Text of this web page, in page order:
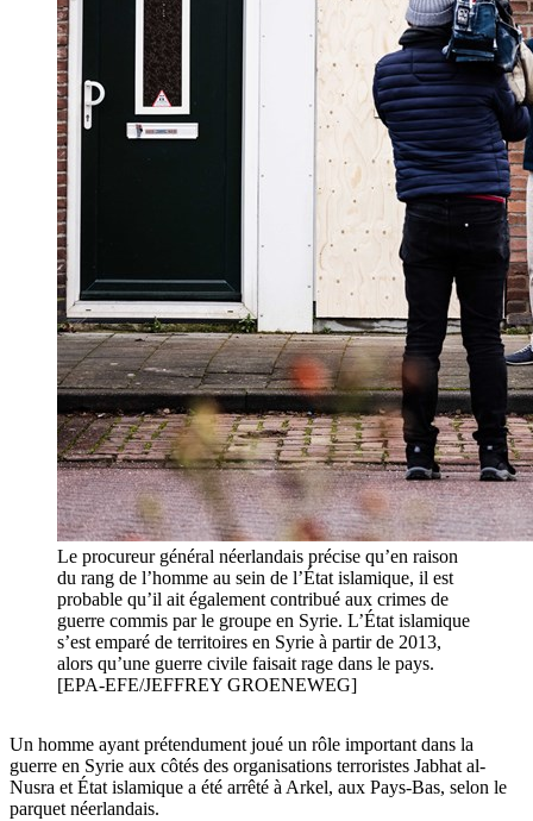
Le procureur général néerlandais précise qu’en raison
du rang de l’homme au sein de l’État islamique, il est
probable qu’il ait également contribué aux crimes de
guerre commis par le groupe en Syrie. L’État islamique
s’est emparé de territoires en Syrie à partir de 2013,
alors qu’une guerre civile faisait rage dans le pays.
[EPA-EFE/JEFFREY GROENEWEG]
Un homme ayant prétendument joué un rôle important dans la
guerre en Syrie aux côtés des organisations terroristes Jabhat al-
Nusra et État islamique a été arrêté à Arkel, aux Pays-Bas, selon le
parquet néerlandais.